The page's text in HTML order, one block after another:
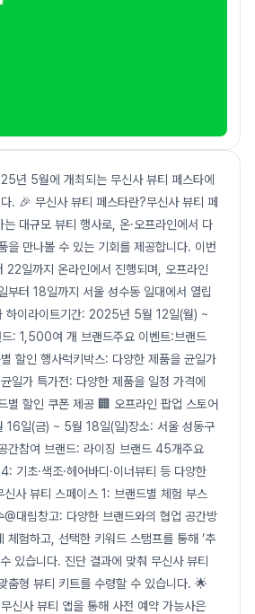
년 5월에 개최되는 무신사 뷰티 페스타에
. 🎉 무신사 뷰티 페스타란?무신사 뷰티 페
대규모 뷰티 행사로, 온·오프라인에서 다
을 만나볼 수 있는 기회를 제공합니다. 이번
22일까지 온라인에서 진행되며, 오프라인
부터 18일까지 서울 성수동 일대에서 열립
하이라이트기간: 2025년 5월 12일(월) ~
: 1,500여 개 브랜드주요 이벤트:브랜드
할인 행사럭키박스: 다양한 제품을 균일가
일가 특가전: 다양한 제품을 일정 가격에
별 할인 쿠폰 제공 🏢 오프라인 팝업 스토어
일(금) ~ 5월 18일(일)장소: 서울 성동구
간참여 브랜드: 라이징 브랜드 45개주요
기초·색조·헤어바디·이너뷰티 등 다양한
신사 뷰티 스페이스 1: 브랜드별 체험 부스
@대림창고: 다양한 브랜드와의 협업 공간방
체험하고, 선택한 키워드 스탬프를 통해 ‘추
있습니다. 진단 결과에 맞춰 무신사 뷰티
춤형 뷰티 키트를 수령할 수 있습니다. 🌟
신사 뷰티 앱을 통해 사전 예약 가능사은